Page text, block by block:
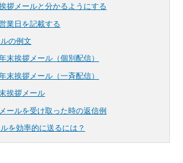
拶メールと分かるようにする
業日を記載する
の例文
末挨拶メール（個別配信）
末挨拶メール（一斉配信）
挨拶メール
ールを受け取った時の返信例
を効率的に送るには？